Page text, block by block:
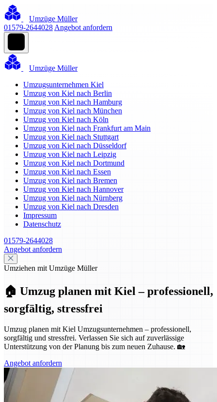
Umzüge Müller
01579-2644028 Angebot anfordern
Umzüge Müller
Umzugsunternehmen Kiel
Umzug von Kiel nach Berlin
Umzug von Kiel nach Hamburg
Umzug von Kiel nach München
Umzug von Kiel nach Köln
Umzug von Kiel nach Frankfurt am Main
Umzug von Kiel nach Stuttgart
Umzug von Kiel nach Düsseldorf
Umzug von Kiel nach Leipzig
Umzug von Kiel nach Dortmund
Umzug von Kiel nach Essen
Umzug von Kiel nach Bremen
Umzug von Kiel nach Hannover
Umzug von Kiel nach Nürnberg
Umzug von Kiel nach Dresden
Impressum
Datenschutz
01579-2644028
Angebot anfordern
Umziehen mit Umzüge Müller
🏠 Umzug planen mit Kiel – professionell,
sorgfältig, stressfrei
Umzug planen mit Kiel Umzugsunternehmen – professionell,
sorgfältig und stressfrei. Verlassen Sie sich auf zuverlässige
Unterstützung von der Planung bis zum neuen Zuhause. 🏡
Angebot anfordern